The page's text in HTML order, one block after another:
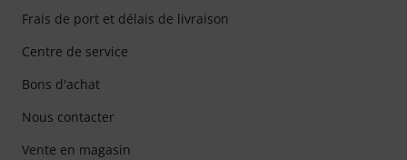
Frais de port et délais de livraison
Centre de service
Bons d'achat
Nous contacter
Vente en magasin